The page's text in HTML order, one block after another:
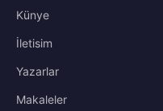
Künye
İletisim
Yazarlar
Makaleler